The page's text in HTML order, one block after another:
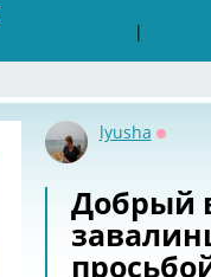
|
lyusha
Добрый